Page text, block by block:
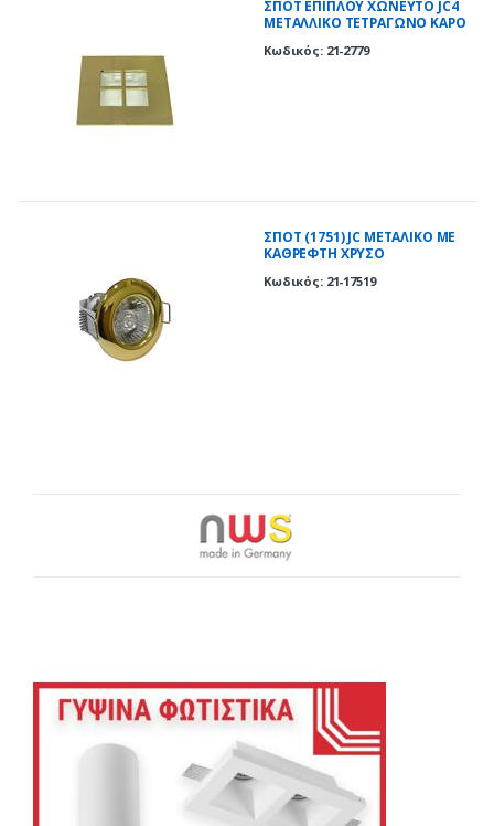
ΣΠΟΤ ΕΠΙΠΛΟΥ ΧΩΝΕΥΤΟ JC4
ΜΕΤΑΛΛΙΚΟ ΤΕΤΡΑΓΩΝΟ ΚΑΡΟ
Κωδικός: 21-2779
ΣΠOT (1751) JC ΜΕΤΑΛΙΚΟ ΜΕ
ΚΑΘΡΕΦΤΗ ΧΡΥΣΟ
Κωδικός: 21-17519